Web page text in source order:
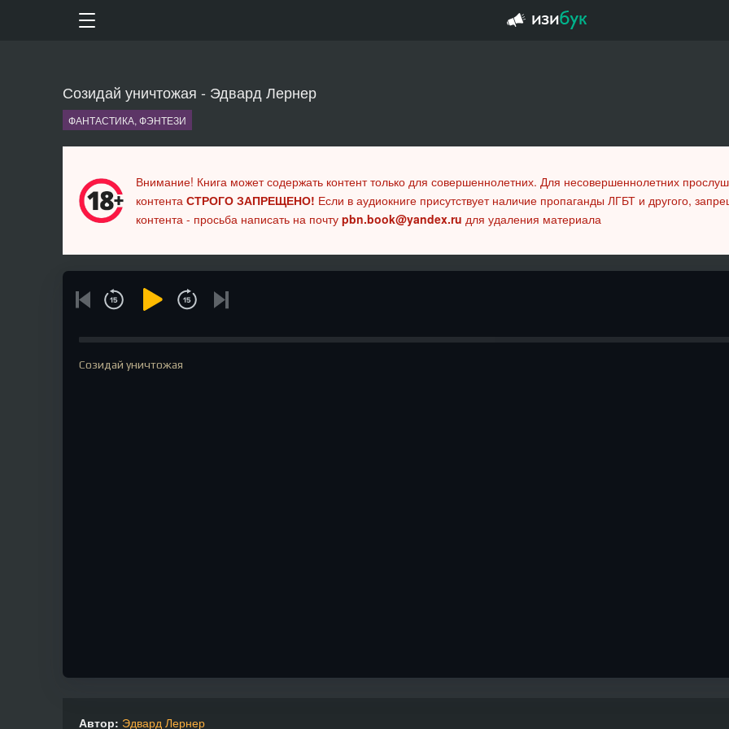
Созидай уничтожая - Эдвард Лернер
ФАНТАСТИКА, ФЭНТЕЗИ
Внимание! Книга может содержать контент только для совершеннолетних. Для несовершеннолетних
контента СТРОГО ЗАПРЕЩЕНО! Если в аудиокниге присутствует наличие пропаганды ЛГБТ и другого,
контента - просьба написать на почту pbn.book@yandex.ru для удаления материала
Созидай уничтожая
Автор: Эдвард Лернер